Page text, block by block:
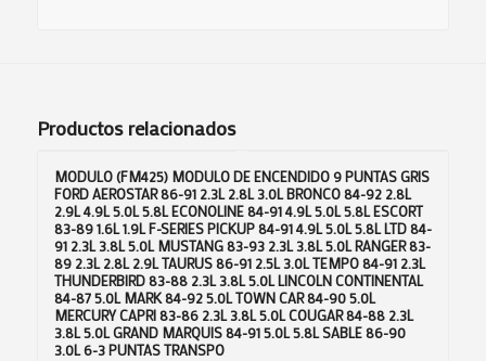
Productos relacionados
MODULO (FM425) MODULO DE ENCENDIDO 9 PUNTAS GRIS
FORD AEROSTAR 86-91 2.3L 2.8L 3.0L BRONCO 84-92 2.8L
2.9L 4.9L 5.0L 5.8L ECONOLINE 84-91 4.9L 5.0L 5.8L ESCORT
83-89 1.6L 1.9L F-SERIES PICKUP 84-91 4.9L 5.0L 5.8L LTD 84-
91 2.3L 3.8L 5.0L MUSTANG 83-93 2.3L 3.8L 5.0L RANGER 83-
89 2.3L 2.8L 2.9L TAURUS 86-91 2.5L 3.0L TEMPO 84-91 2.3L
THUNDERBIRD 83-88 2.3L 3.8L 5.0L LINCOLN CONTINENTAL
84-87 5.0L MARK 84-92 5.0L TOWN CAR 84-90 5.0L
MERCURY CAPRI 83-86 2.3L 3.8L 5.0L COUGAR 84-88 2.3L
3.8L 5.0L GRAND MARQUIS 84-91 5.0L 5.8L SABLE 86-90
3.0L 6-3 PUNTAS TRANSPO